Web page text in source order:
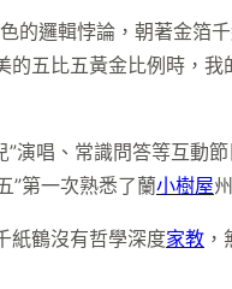
的邏輯悖論，朝著金箔
的五比五黃金比例時，
演唱、常識問答等互動
”第一次熟悉了蘭小樹屋
紙鶴沒有哲學深度家教